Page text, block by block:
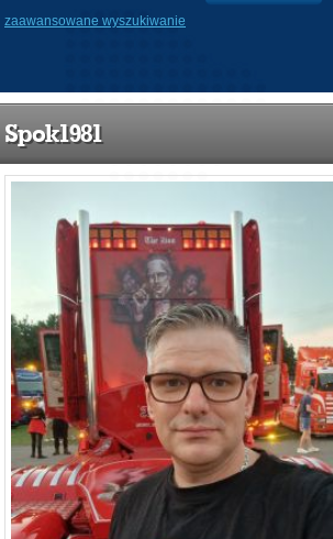
zaawansowane wyszukiwanie
Spok1981